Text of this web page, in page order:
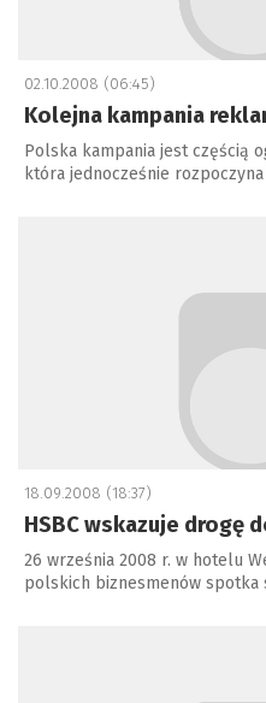
02.10.2008 (06:45)
Kolejna kampania
Polska kampania jest częścią
która jednocześnie
18.09.2008 (18:37)
HSBC wskazuje drogę
26 września 2008 r. w hotelu
polskich biznesmenów spotka